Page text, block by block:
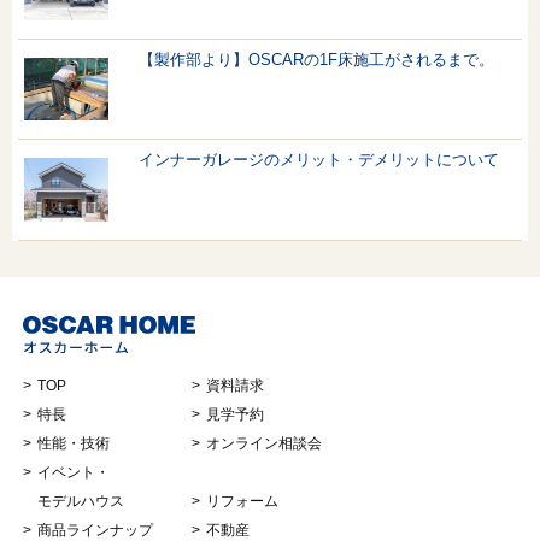
【製作部より】OSCARの1F床施工がされるまで。
インナーガレージのメリット・デメリットについて
TOP
特長
性能・技術
イベント・
モデルハウス
商品ラインナップ
資料請求
見学予約
オンライン相談会
リフォーム
不動産